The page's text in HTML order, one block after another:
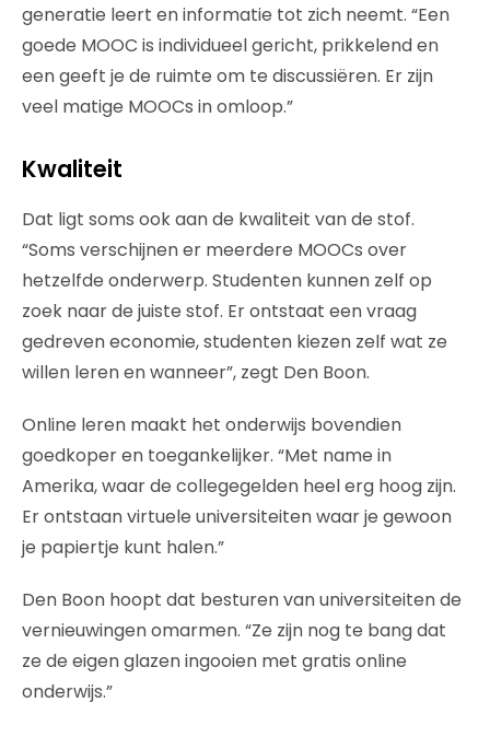
generatie leert en informatie tot zich neemt. “Een
goede MOOC is individueel gericht, prikkelend en
een geeft je de ruimte om te discussiëren. Er zijn
veel matige MOOCs in omloop.”
Kwaliteit
Dat ligt soms ook aan de kwaliteit van de stof.
“Soms verschijnen er meerdere MOOCs over
hetzelfde onderwerp. Studenten kunnen zelf op
zoek naar de juiste stof. Er ontstaat een vraag
gedreven economie, studenten kiezen zelf wat ze
willen leren en wanneer”, zegt Den Boon.
Online leren maakt het onderwijs bovendien
goedkoper en toegankelijker. “Met name in
Amerika, waar de collegegelden heel erg hoog zijn.
Er ontstaan virtuele universiteiten waar je gewoon
je papiertje kunt halen.”
Den Boon hoopt dat besturen van universiteiten de
vernieuwingen omarmen. “Ze zijn nog te bang dat
ze de eigen glazen ingooien met gratis online
onderwijs.”